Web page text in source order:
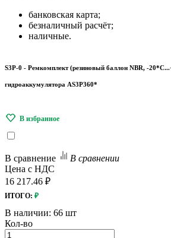
банковская карта;
безналичный расчёт;
наличные.
S3P-0 - Ремкомплект (резиновый баллон NBR, -
гидроаккумулятора AS3P360*
В сравнение
В сравнении
Цена с НДС
16 217.46 ₽
ИТОГО: ₽
В наличии: 66 шт
Кол-во